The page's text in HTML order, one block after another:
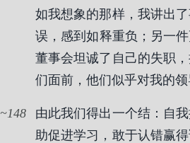
如我想象的那样，我讲出
误，感到如释重负；另一
董事会坦诚了自己的失职
们面前，他们似乎对我的领
148
由此我们得出一个结：自
助促进学习，敢于认错赢